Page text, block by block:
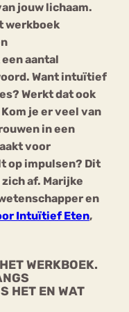
jouw lichaam.
werkboek
aantal
Want intuïtief
Werkt dat ook
je er veel van
in een
voor
op impulsen? Dit
af. Marijke
en
Intuïtief Eten,
WERKBOEK.
HET EN WAT
Sport
Trauma
Angst